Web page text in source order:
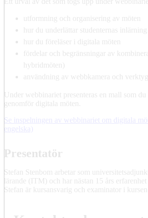
utformning och organisering av möten
hur du underlättar studenternas inlärning
hur du föreläser i digitala möten
fördelar och begränsningar av
hybridmöten)
användning av webbkamera och
Under webbinariet presenteras en mall som
genomför digitala möten.
Se inspelningen av webbinariet om digitala
engelska)
Presentatör
Stefan Stenbom arbetar som
lärande (ITM) och har nästan 15 års
Stefan är kursansvarig och examinator i